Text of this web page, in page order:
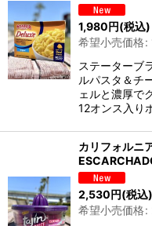
1,980円(税込)
希望小売価格:
ステーターブ
ルパスタ＆チ
ェルと濃厚で
12オンス入り
カリフォルニ
2,530円(税込)
希望小売価格: